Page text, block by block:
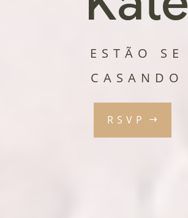
ESTÃO SE
CASANDO
RSVP